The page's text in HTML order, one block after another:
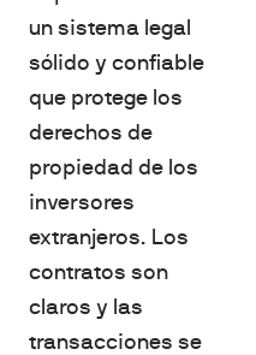
un sistema legal
sólido y confiable
que protege los
derechos de
propiedad de los
inversores
extranjeros. Los
contratos son
claros y las
transacciones se